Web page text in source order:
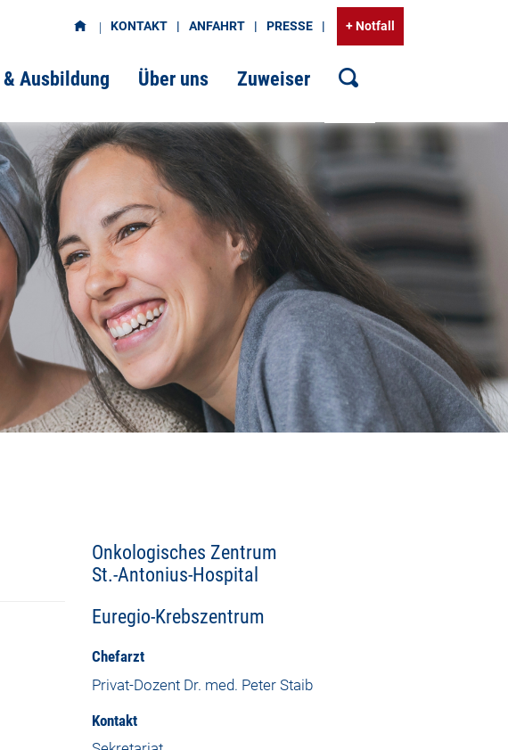
KONTAKT ANFAHRT PRESSE + Notfall
Ausbildung Über uns Zuweiser
Onkologisches Zentrum
St.-Antonius-Hospital
Euregio-Krebszentrum
Chefarzt
Privat-Dozent Dr. med. Peter Staib
Kontakt